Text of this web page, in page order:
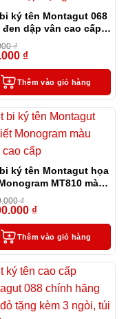
ký tên Montagut 068
đen dập vân cao cấp
hộp đựng và túi
₫
₫
Thêm vào giỏ hàng
ký tên Montagut họa
MT810 màu
cao cấp
₫
₫
Thêm vào giỏ hàng